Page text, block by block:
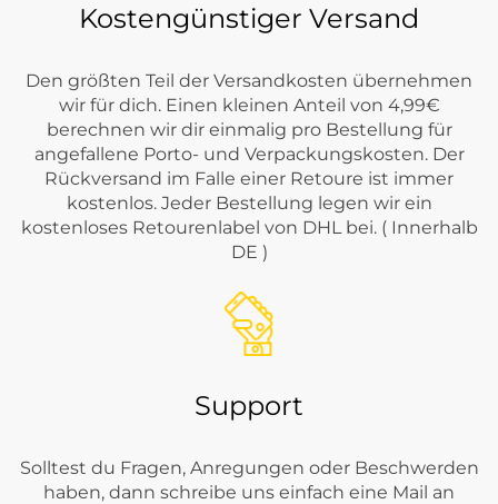
Kostengünstiger Versand
Den größten Teil der Versandkosten übernehmen
wir für dich. Einen kleinen Anteil von 4,99€
berechnen wir dir einmalig pro Bestellung für
angefallene Porto- und Verpackungskosten. Der
Rückversand im Falle einer Retoure ist immer
kostenlos. Jeder Bestellung legen wir ein
kostenloses Retourenlabel von DHL bei. ( Innerhalb
DE )
Support
Solltest du Fragen, Anregungen oder Beschwerden
haben, dann schreibe uns einfach eine Mail an